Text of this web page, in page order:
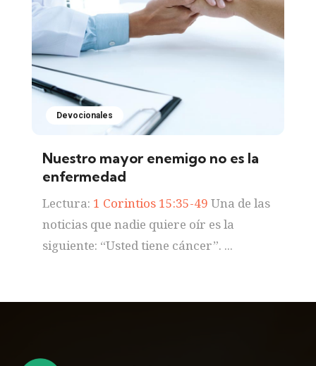
Devocionales
Nuestro mayor enemigo no es la
enfermedad
Lectura: 1 Corintios 15:35-49 Una de las
noticias que nadie quiere oír es la
siguiente: “Usted tiene cáncer”. ...